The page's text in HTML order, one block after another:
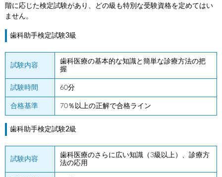
階に応じた検定試験があり、どの級も特別な受験資格を定めてはい
ません。
歯科助手検定試験3級
試験内容
歯科医療の基本的な知識と簡単な診療方法の把
握
試験時間 60分
合格基準 70％以上の正解で合格ライン
歯科助手検定試験2級
試験内容
歯科医療のさらに広い知識（3級以上）、診療方
法の応用